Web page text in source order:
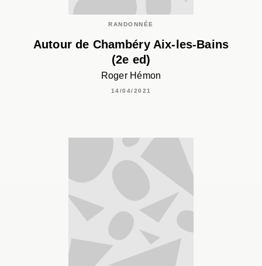
RANDONNÉE
Autour de Chambéry Aix-les-Bains
(2e ed)
Roger Hémon
14/04/2021